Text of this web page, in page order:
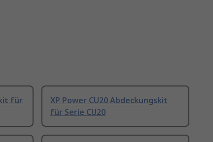
für
XP Power CU20 Abdeckungskit
für Serie CU20